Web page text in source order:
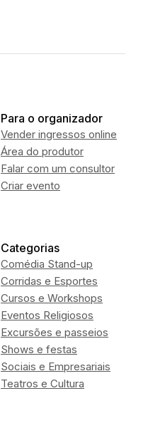
Para o organizador
Vender ingressos online
Área do produtor
Falar com um consultor
Criar evento
Categorias
Comédia Stand-up
Corridas e Esportes
Cursos e Workshops
Eventos Religiosos
Excursões e passeios
Shows e festas
Sociais e Empresariais
Teatros e Cultura